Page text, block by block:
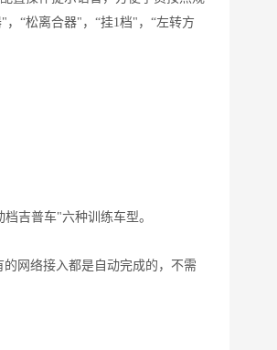
“松离合器"，“挂1档"，“左转方
吉普车"六种训练车型。
网络接入都是自动完成的，不需